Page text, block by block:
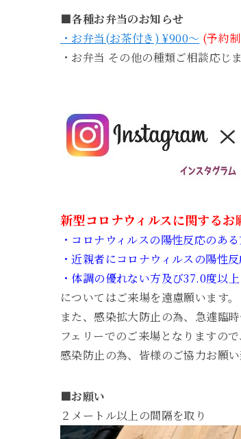
■各種お弁当のお知らせ
・お弁当(お茶付き) ¥900～ (予約
・お弁当 その他の種類ご相談応じま
新型コロナウィルスに関するお
・コロナウィルスの陽性反応のあ
・近親者にコロナウィルスの陽性
・体調の優れない方及び37.0度以
についてはご来場を遠慮願います。
また、感染拡大防止の為、急遽臨
フェリーでのご来場となりますの
感染防止の為、皆様のご協力お願い
■お願い
２メートル以上の間隔を取り